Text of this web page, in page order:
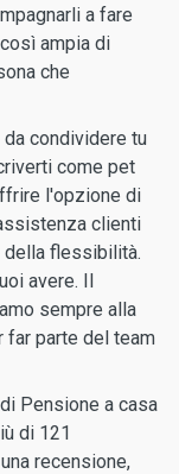
a fare
ampia di
che
condividere tu
come pet
l'opzione di
clienti
della flessibilità.
avere. Il
sempre alla
far parte del team
Pensione a casa
di 121
recensione,